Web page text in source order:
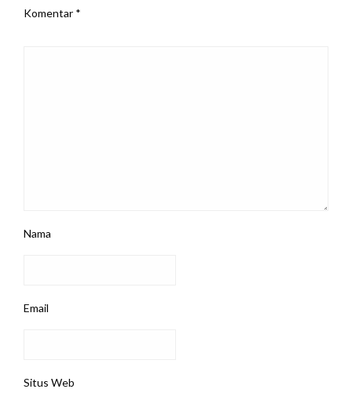
Komentar *
Nama
Email
Situs Web